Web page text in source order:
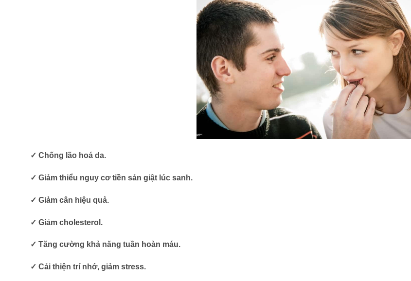
✓ Chống lão hoá da.
✓ Giảm thiểu nguy cơ tiền sản giật lúc sanh.
✓ Giảm cân hiệu quả.
✓ Giảm cholesterol.
✓ Tăng cường khả năng tuần hoàn máu.
✓ Cải thiện trí nhớ, giảm stress.